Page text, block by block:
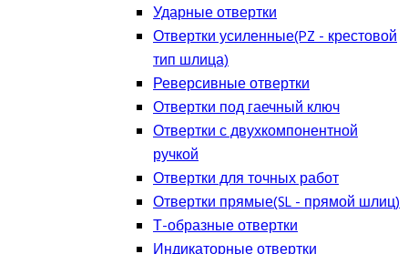
Ударные отвертки
Отвертки усиленные(PZ - крестовой
тип шлица)
Реверсивные отвертки
Отвертки под гаечный ключ
Отвертки с двухкомпонентной
ручкой
Отвертки для точных работ
Отвертки прямые(SL - прямой шлиц)
Т-образные отвертки